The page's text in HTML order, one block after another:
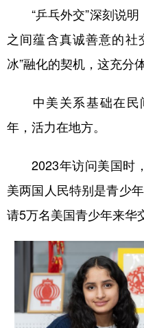
“乒乓外交”深刻说明
之间蕴含真诚善意的社
冰”融化的契机，这充分
中美关系基础在民
年，活力在地方。
2023年访问美国时，
美两国人民特别是青少
请5万名美国青少年来华